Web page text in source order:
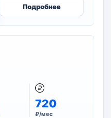
Подробнее
720
₽/мес